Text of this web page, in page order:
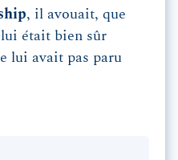
, il avouait, que
était bien sûr
lui avait pas paru